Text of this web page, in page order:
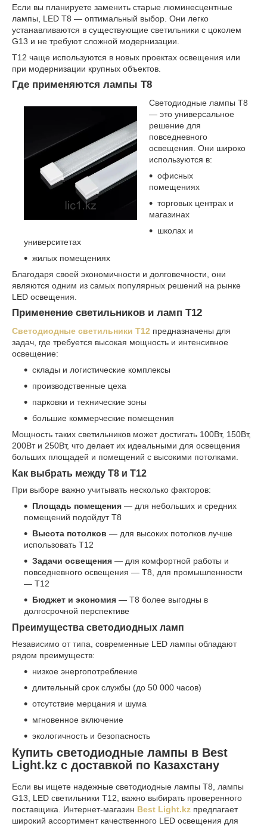
Если вы планируете заменить старые люминесцентные
лампы, LED T8 — оптимальный выбор. Они легко
устанавливаются в существующие светильники с цоколем
G13 и не требуют сложной модернизации.
T12 чаще используются в новых проектах освещения или
при модернизации крупных объектов.
Где применяются лампы T8
Светодиодные лампы T8
— это универсальное
решение для
повседневного
освещения. Они широко
используются в:
офисных
помещениях
торговых центрах и
магазинах
школах и
университетах
жилых помещениях
Благодаря своей экономичности и долговечности, они
являются одним из самых популярных решений на рынке
LED освещения.
Применение светильников и ламп T12
Светодиодные светильники T12 предназначены для
задач, где требуется высокая мощность и интенсивное
освещение:
склады и логистические комплексы
производственные цеха
парковки и технические зоны
большие коммерческие помещения
Мощность таких светильников может достигать 100Вт, 150Вт,
200Вт и 250Вт, что делает их идеальными для освещения
больших площадей и помещений с высокими потолками.
Как выбрать между T8 и T12
При выборе важно учитывать несколько факторов:
Площадь помещения — для небольших и средних
помещений подойдут T8
Высота потолков — для высоких потолков лучше
использовать T12
Задачи освещения — для комфортной работы и
повседневного освещения — T8, для промышленности
— T12
Бюджет и экономия — T8 более выгодны в
долгосрочной перспективе
Преимущества светодиодных ламп
Независимо от типа, современные LED лампы обладают
рядом преимуществ:
низкое энергопотребление
длительный срок службы (до 50 000 часов)
отсутствие мерцания и шума
мгновенное включение
экологичность и безопасность
Купить светодиодные лампы в Best
Light.kz с доставкой по Казахстану
Если вы ищете надежные светодиодные лампы T8, лампы
G13, LED светильники T12, важно выбирать проверенного
поставщика. Интернет-магазин Best Light.kz предлагает
широкий ассортимент качественного LED освещения для